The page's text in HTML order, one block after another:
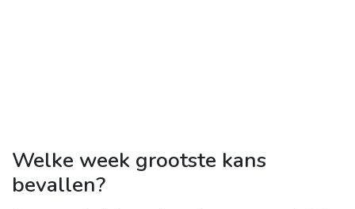
Welke week grootste kans
bevallen?